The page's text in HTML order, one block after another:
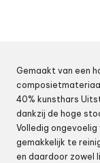
Gemaakt van een
40% kunsthars
dankzij de hoge
Volledig
gemakkelijk te
en daardoor zowel